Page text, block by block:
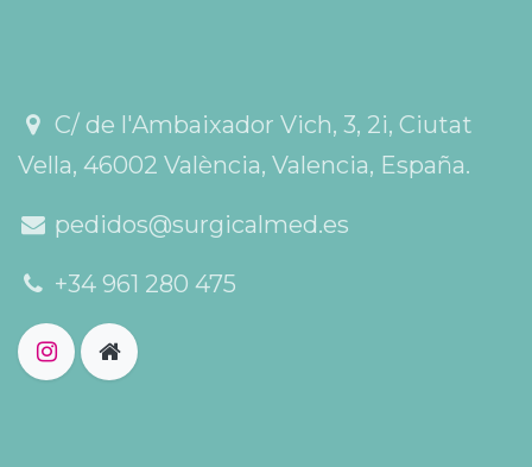
C/ de l'Ambaixador Vich, 3, 2i, Ciutat
Vella, 46002 València, Valencia, España.
pedidos@surgicalmed.es
+34 961 280 475